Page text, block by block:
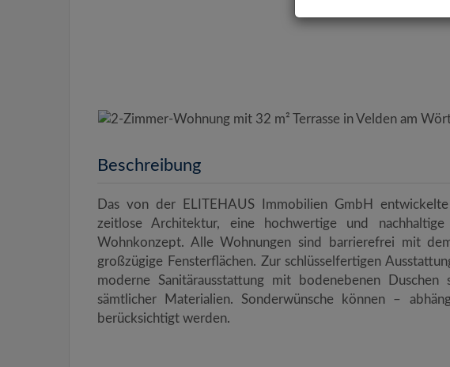
Beschreibung
Das von der ELITEHAUS Immobilien GmbH
zeitlose Architektur, eine hochwertige und
Wohnkonzept. Alle Wohnungen sind barrierefrei mit
großzügige Fensterflächen. Zur schlüsselfertigen
moderne Sanitärausstattung mit bodenebenen
sämtlicher Materialien. Sonderwünsche können –
berücksichtigt werden.